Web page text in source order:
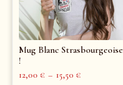
Mug Blanc Strasbourgeoise
!
12,00 € – 15,50 €